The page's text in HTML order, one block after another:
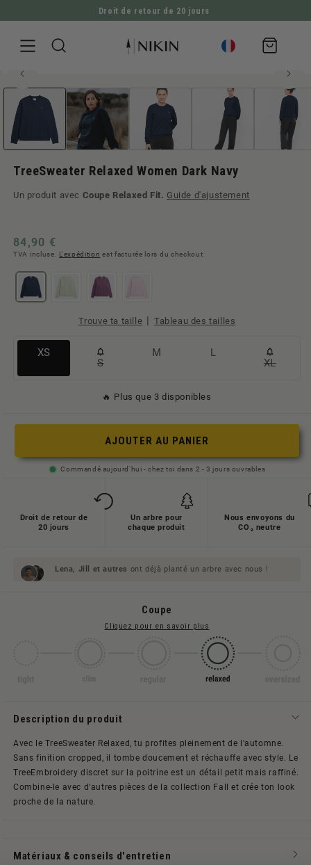
ALLER DIRECTEMENT AU CONTENU
Droit de retour de 20 jours
Panier
d'achat
ALLER À L'INFORMATION SUR LE PRODUIT
Coupe légèrement plus grande. En cas de doute, choisis une taille
Ouvrir
le
média
modal
TreeSweater Relaxed Women Dark Navy
Un produit avec Coupe Relaxed Fit. Guide d'ajustement
Prix
normal
84,90 €
TVA incluse. L'expédition est facturée lors du checkout
Trouve ta taille Tableau des tailles
XS
Variante
verfügbar
SVariante
oder
nicht
verfügbar
M
Variante
verfügbar
L
Variante
verfügbar
XLVariante
nicht
🔥 Plus que 3 disponibles
AJOUTER AU PANIER
Commandé aujourd'hui - chez toi dans 2 - 3 jours ouvrables
Droit de retour de
20 jours
Un arbre pour
chaque produit
Nous envoyons du
CO₂ neutre
Lena, Jill etautres ont déjà planté un arbre avec nous !
Coupe
Cliquez pour en savoir plus
Description du produit
Avec le TreeSweater Relaxed, tu profites pleinement de l'automne.
Sans finition cropped, il tombe doucement et réchauffe avec style. Le
TreeEmbroidery discret sur la poitrine est un détail petit mais raffiné.
Combine-le avec d'autres pièces de la collection Fall et crée ton look
proche de la nature.
Matériaux & conseils d'entretien